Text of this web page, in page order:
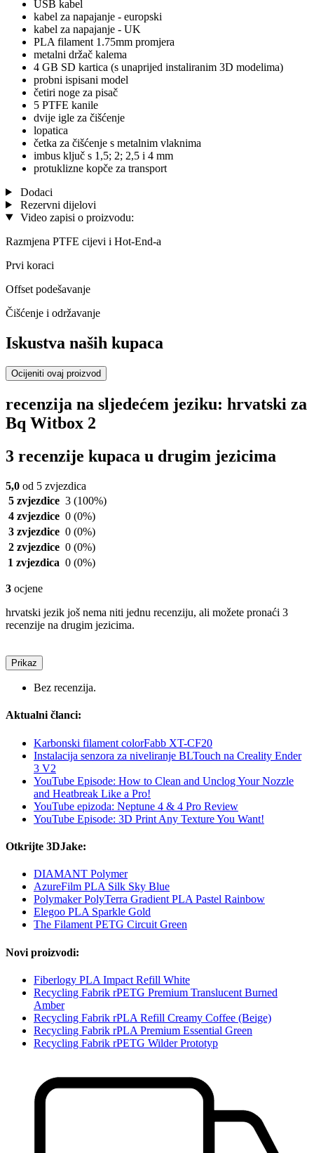
USB kabel
kabel za napajanje - europski
kabel za napajanje - UK
PLA filament 1.75mm promjera
metalni držač kalema
4 GB SD kartica (s unaprijed instaliranim 3D modelima)
probni ispisani model
četiri noge za pisač
5 PTFE kanile
dvije igle za čišćenje
lopatica
četka za čišćenje s metalnim vlaknima
imbus ključ s 1,5; 2; 2,5 i 4 mm
protuklizne kopče za transport
Dodaci
Rezervni dijelovi
Video zapisi o proizvodu:
Razmjena PTFE cijevi i Hot-End-a
Prvi koraci
Offset podešavanje
Čišćenje i održavanje
Iskustva naših kupaca
Ocijeniti ovaj proizvod
recenzija na sljedećem jeziku: hrvatski za
Bq Witbox 2
3 recenzije kupaca u drugim jezicima
5,0 od 5 zvjezdica
5 zvjezdice 3 (100%)
4 zvjezdice 0 (0%)
3 zvjezdice 0 (0%)
2 zvjezdice 0 (0%)
1 zvjezdica 0 (0%)
3 ocjene
hrvatski jezik još nema niti jednu recenziju, ali možete pronaći 3
recenzije na drugim jezicima.
Prikaz
Bez recenzija.
Aktualni članci:
Karbonski filament colorFabb XT-CF20
Instalacija senzora za niveliranje BLTouch na Creality Ender
3 V2
YouTube Episode: How to Clean and Unclog Your Nozzle
and Heatbreak Like a Pro!
YouTube epizoda: Neptune 4 & 4 Pro Review
YouTube Episode: 3D Print Any Texture You Want!
Otkrijte 3DJake:
DIAMANT Polymer
AzureFilm PLA Silk Sky Blue
Polymaker PolyTerra Gradient PLA Pastel Rainbow
Elegoo PLA Sparkle Gold
The Filament PETG Circuit Green
Novi proizvodi:
Fiberlogy PLA Impact Refill White
Recycling Fabrik rPETG Premium Translucent Burned
Amber
Recycling Fabrik rPLA Refill Creamy Coffee (Beige)
Recycling Fabrik rPLA Premium Essential Green
Recycling Fabrik rPETG Wilder Prototyp